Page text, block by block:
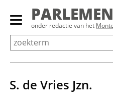
Overslaan
Primair
menu
tonen/verbergen
onder redactie van het
S. de Vries Jzn.